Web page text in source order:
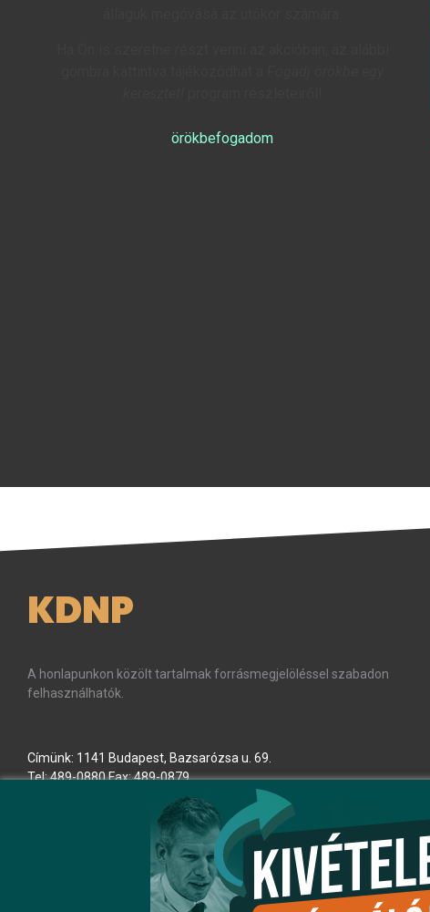
örökbefogadom
KDNP
A honlapunkon közölt tartalmak forrásmegjelöléssel szabadon
felhasználhatók.
Címünk: 1141 Budapest, Bazsarózsa u. 69.
Tel: 489-0880 Fax: 489-0879
[pont] (kdnp[at]kdnp[dot]hu)
Minden jog fenntartva! © KDNP